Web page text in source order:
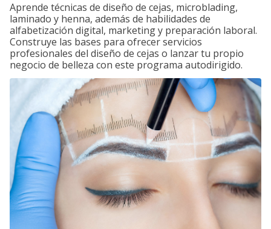
Aprende técnicas de diseño de cejas, microblading,
laminado y henna, además de habilidades de
alfabetización digital, marketing y preparación laboral.
Construye las bases para ofrecer servicios
profesionales del diseño de cejas o lanzar tu propio
negocio de belleza con este programa autodirigido.